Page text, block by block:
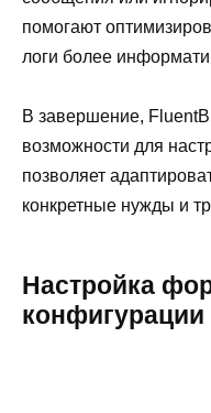
помогают
логи более
В завершение,
возможности для
позволяет
конкретные нужды и
Настройка